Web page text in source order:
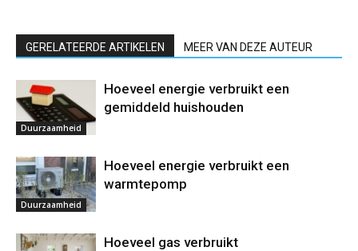
GERELATEERDE ARTIKELEN MEER VAN DEZE AUTEUR
Duurzaamheid
Hoeveel energie verbruikt een
gemiddeld huishouden
Duurzaamheid
Hoeveel energie verbruikt een
warmtepomp
Hoeveel gas verbruikt